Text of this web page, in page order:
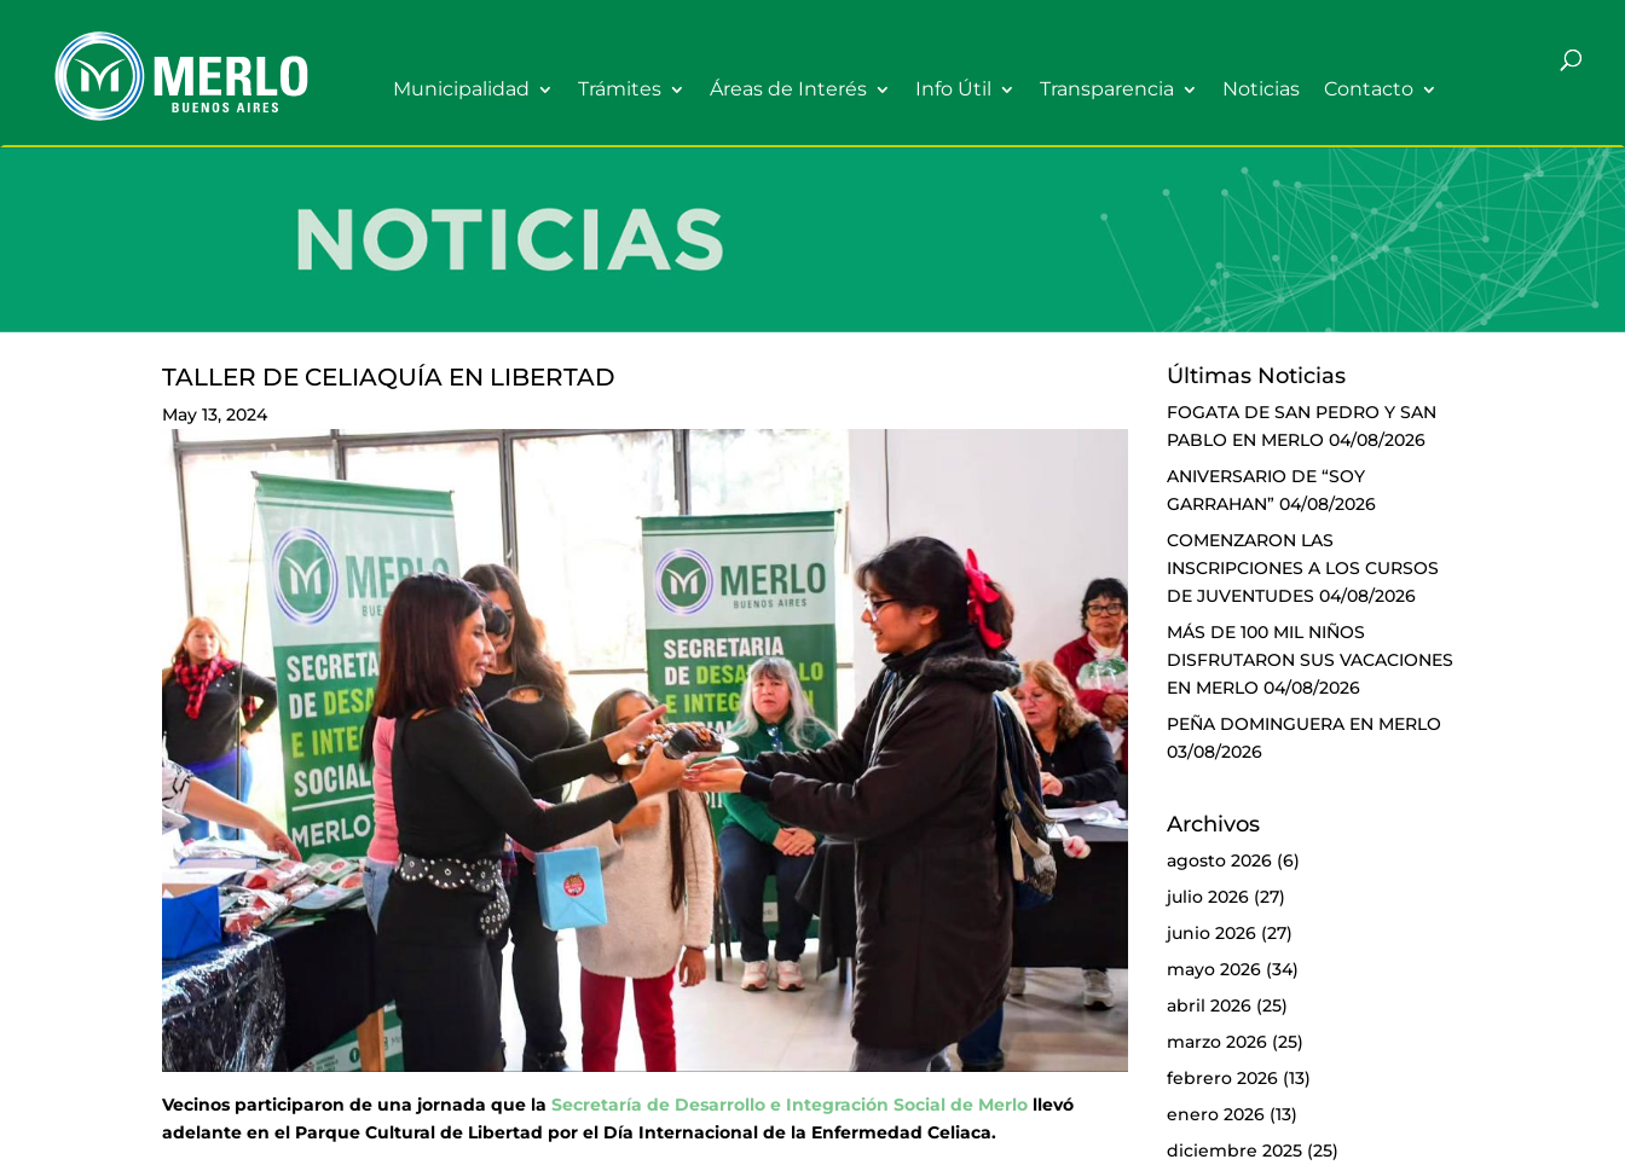
Municipalidad Trámites Áreas de Interés Info Útil Transparencia Noticias Contacto
TALLER DE CELIAQUÍA EN LIBERTAD
May 13, 2024
Vecinos participaron de una jornada que laSecretaría de Desarrollo e Integración Social de Merlo llevó
adelante en el Parque Cultural de Libertad por el Día Internacional de la Enfermedad Celiaca.
Últimas Noticias
FOGATA DE SAN PEDRO Y SAN
PABLO EN MERLO 04/08/2026
ANIVERSARIO DE “SOY
GARRAHAN” 04/08/2026
COMENZARON LAS
INSCRIPCIONES A LOS CURSOS
DE JUVENTUDES 04/08/2026
MÁS DE 100 MIL NIÑOS
DISFRUTARON SUS VACACIONES
EN MERLO 04/08/2026
PEÑA DOMINGUERA EN MERLO
03/08/2026
Archivos
agosto 2026(6)
julio 2026(27)
junio 2026(27)
mayo 2026(34)
abril 2026(25)
marzo 2026(25)
febrero 2026(13)
enero 2026(13)
diciembre 2025(25)